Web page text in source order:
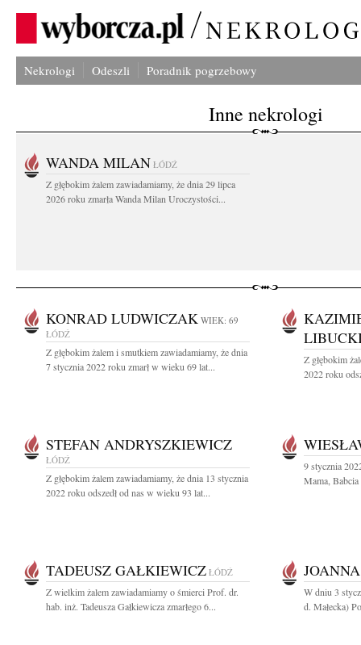
Nekrologi Odeszli Poradnik pogrzebowy
Inne nekrologi
WANDA MILAN ŁÓDŹ
Z głębokim żalem zawiadamiamy, że dnia 29 lipca
2026 roku zmarła Wanda Milan Uroczystości...
KONRAD LUDWICZAK WIEK: 69
ŁÓDŹ
Z głębokim żalem i smutkiem zawiadamiamy, że dnia
7 stycznia 2022 roku zmarł w wieku 69 lat...
Z głębokim
2022 roku
STEFAN ANDRYSZKIEWICZ
ŁÓDŹ
Z głębokim żalem zawiadamiamy, że dnia 13 stycznia
2022 roku odszedł od nas w wieku 93 lat...
9 stycznia
Mama,
TADEUSZ GAŁKIEWICZ ŁÓDŹ
Z wielkim żalem zawiadamiamy o śmierci Prof. dr.
hab. inż. Tadeusza Gałkiewicza zmarłego 6...
W dniu 3
d. Małecka)